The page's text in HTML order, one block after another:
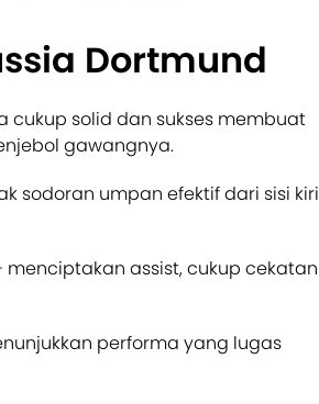
Dortmund
cukup solid dan sukses membuat
gawangnya.
sodoran umpan efektif dari sisi kiri
menciptakan assist, cukup cekatan
performa yang lugas